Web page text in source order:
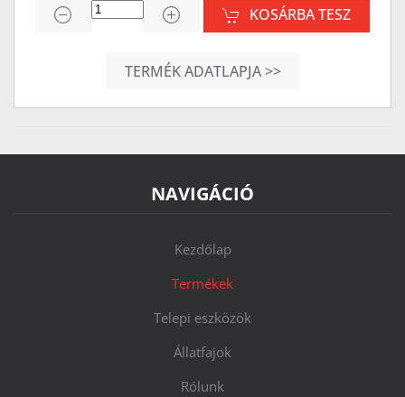
KOSÁRBA TESZ
TERMÉK ADATLAPJA >>
NAVIGÁCIÓ
Kezdőlap
Termékek
Telepi eszközök
Állatfajok
Rólunk